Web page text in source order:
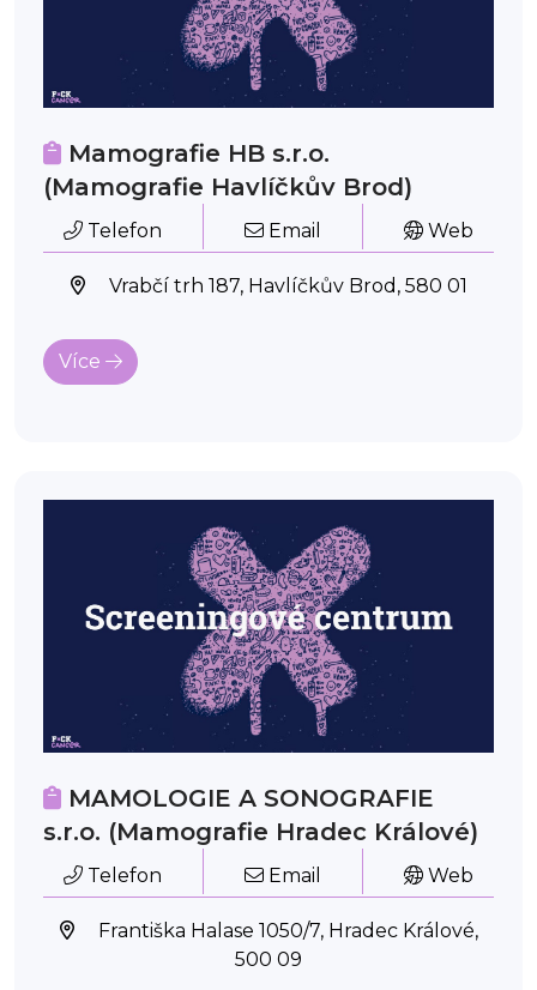
Mamografie HB s.r.o.
(Mamografie Havlíčkův Brod)
Telefon Email Web
Vrabčí trh 187, Havlíčkův Brod, 580 01
Více
MAMOLOGIE A SONOGRAFIE
s.r.o. (Mamografie Hradec Králové)
Telefon Email Web
Františka Halase 1050/7, Hradec Králové,
500 09